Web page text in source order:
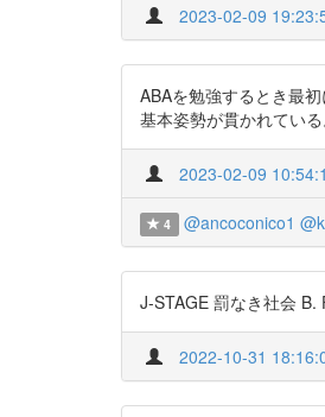
2023-02-09
ABAを勉強するとき最
基本姿勢が貫かれてい
2023-02-09
4 @ancoconico1
J-STAGE 罰なき社会
2022-10-31